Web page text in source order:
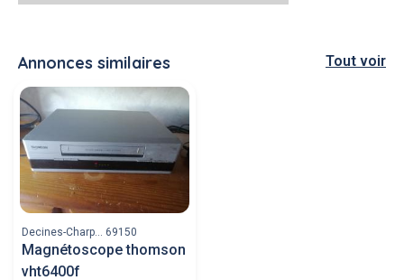
Annonces similaires Tout voir
Decines-Charp... 69150
Magnétoscope thomson
vht6400f